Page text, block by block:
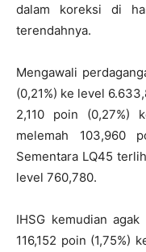
dalam koreksi di
terendahnya.
Mengawali
(0,21%) ke level
2,110 poin (0,27%)
melemah 103,960
Sementara LQ45
level 760,780.
IHSG kemudian
116,152 poin (1,75%)